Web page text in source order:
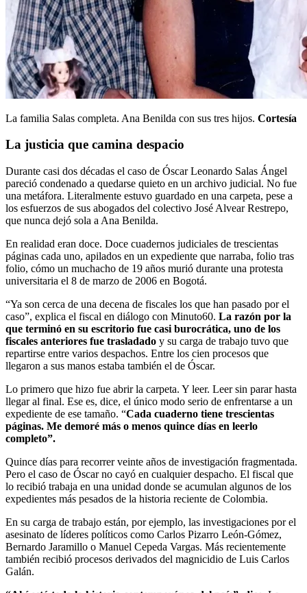
La familia Salas completa. Ana Benilda con sus tres hijos. Cortesía
La justicia que camina despacio
Durante casi dos décadas el caso de Óscar Leonardo Salas Ángel
pareció condenado a quedarse quieto en un archivo judicial. No fue
una metáfora. Literalmente estuvo guardado en una carpeta, pese a
los esfuerzos de sus abogados del colectivo José Alvear Restrepo,
que nunca dejó sola a Ana Benilda.
En realidad eran doce. Doce cuadernos judiciales de trescientas
páginas cada uno, apilados en un expediente que narraba, folio tras
folio, cómo un muchacho de 19 años murió durante una protesta
universitaria el 8 de marzo de 2006 en Bogotá.
“Ya son cerca de una decena de fiscales los que han pasado por el
caso”, explica el fiscal en diálogo con Minuto60. La razón por la
que terminó en su escritorio fue casi burocrática, uno de los
fiscales anteriores fue trasladado y su carga de trabajo tuvo que
repartirse entre varios despachos. Entre los cien procesos que
llegaron a sus manos estaba también el de Óscar.
Lo primero que hizo fue abrir la carpeta. Y leer. Leer sin parar hasta
llegar al final. Ese es, dice, el único modo serio de enfrentarse a un
expediente de ese tamaño. “Cada cuaderno tiene trescientas
páginas. Me demoré más o menos quince días en leerlo
completo”.
Quince días para recorrer veinte años de investigación fragmentada.
Pero el caso de Óscar no cayó en cualquier despacho. El fiscal que
lo recibió trabaja en una unidad donde se acumulan algunos de los
expedientes más pesados de la historia reciente de Colombia.
En su carga de trabajo están, por ejemplo, las investigaciones por el
asesinato de líderes políticos como Carlos Pizarro León-Gómez,
Bernardo Jaramillo o Manuel Cepeda Vargas. Más recientemente
también recibió procesos derivados del magnicidio de Luis Carlos
Galán.